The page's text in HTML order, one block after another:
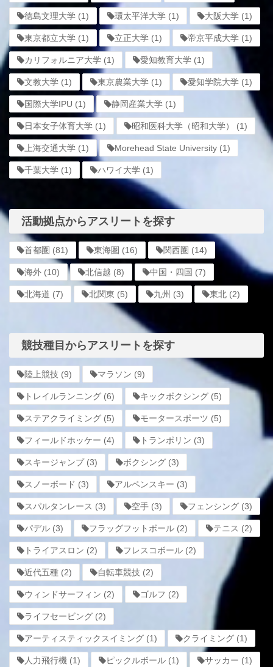
徳島文理大学 (1) 環太平洋大学 (1) 大阪大学 (1)
東京都立大学 (1) 立正大学 (1) 帝京平成大学 (1)
カリフォルニア大学 (1) 愛知教育大学 (1)
文教大学 (1) 東京農業大学 (1) 愛知学院大学 (1)
国際大学IPU (1) 静岡産業大学 (1)
日本女子体育大学 (1) 昭和医科大学（昭和大学） (1)
上海交通大学 (1) Morehead State University (1)
千葉大学 (1) ハワイ大学 (1)
活動拠点からアスリートを探す
首都圏 (81) 東海圏 (16) 関西圏 (14)
海外 (10) 北信越 (8) 中国・四国 (7)
北海道 (7) 北関東 (5) 九州 (3) 東北 (2)
競技種目からアスリートを探す
陸上競技 (9) マラソン (9)
トレイルランニング (6) キックボクシング (5)
ステアクライミング (5) モータースポーツ (5)
フィールドホッケー (4) トランポリン (3)
スキージャンプ(3) ボクシング (3)
スノーボード (3) アルペンスキー (3)
スパルタンレース (3) 空手 (3) フェンシング (3)
パデル (3) フラッグフットボール (2) テニス (2)
トライアスロン (2) フレスコボール (2)
近代五種 (2) 自転車競技 (2)
ウィンドサーフィン (2) ゴルフ (2)
ライフセービング (2)
アーティスティックスイミング (1) クライミング (1)
人力飛行機 (1) ピックルボール (1) サッカー (1)